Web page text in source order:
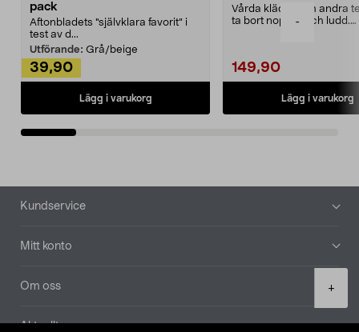
-
+
pack
Aftonbladets "självklara favorit” i
test av d...
Utförande: Grå/beige
39,90
Lägg i varukorg
Vårda kläder och andra
ta bort noppor och ludd.
149,90
Lägg i varukorg
Sidfot
Kundservice
Mitt konto
Om oss
Aktuellt